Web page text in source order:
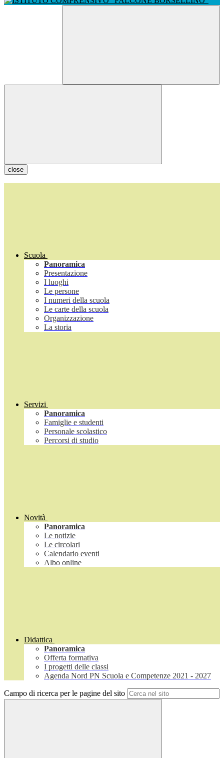
close
Scuola
Panoramica
Presentazione
I luoghi
Le persone
I numeri della scuola
Le carte della scuola
Organizzazione
La storia
Servizi
Panoramica
Famiglie e studenti
Personale scolastico
Percorsi di studio
Novità
Panoramica
Le notizie
Le circolari
Calendario eventi
Albo online
Didattica
Panoramica
Offerta formativa
I progetti delle classi
Agenda Nord PN Scuola e Competenze 2021 - 2027
Campo di ricerca per le pagine del sito